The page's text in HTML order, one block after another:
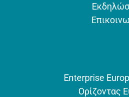
Enterprise
Ορίζοντας